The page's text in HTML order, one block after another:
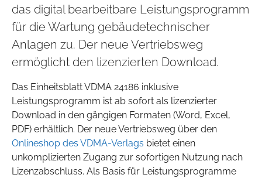
das digital bearbeitbare Leistungsprogramm
für die Wartung gebäudetechnischer
Anlagen zu. Der neue Vertriebsweg
ermöglicht den lizenzierten Download.
Das Einheitsblatt VDMA 24186 inklusive
Leistungsprogramm ist ab sofort als lizenzierter
Download in den gängigen Formaten (Word, Excel,
PDF) erhältlich. Der neue Vertriebsweg über den
Onlineshop des VDMA-Verlags bietet einen
unkomplizierten Zugang zur sofortigen Nutzung nach
Lizenzabschluss. Als Basis für Leistungsprogramme